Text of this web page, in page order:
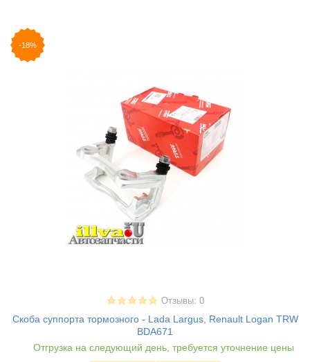
-18%
Отзывы: 0
Скоба суппорта тормозного - Lada Largus, Renault Logan TRW
BDA671
Отгрузка на следующий день, требуется уточнение цены